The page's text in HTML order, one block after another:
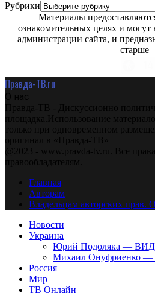
Рубрики
Материалы
ознакомительных целях и могут
администрации сайта, и
старше
Правда-ТВ.ru
О нас
Правда-ТВ - Дискуссионно
площадка.Использование
только при одновременном
оригинал в «Правда-ТВ»
@2023 - www.pravda-tv.ru. Все
правообладателям.
Главная
Авторам
Владельцам авторских прав.
Новости
Украина
Юрий Подоляка —
Михаил Онуфриенко —
Россия
Мир
ТВ Онлайн